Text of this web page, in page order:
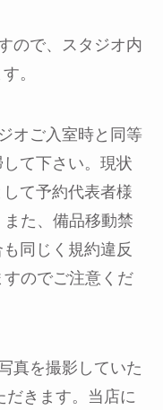
ので、スタジオ内
。
オご入室時と同等
て下さい。現状
て予約代表者様
た、備品移動禁
同じく規約違反
のでご注意くだ
真を撮影していた
だきます。当店に